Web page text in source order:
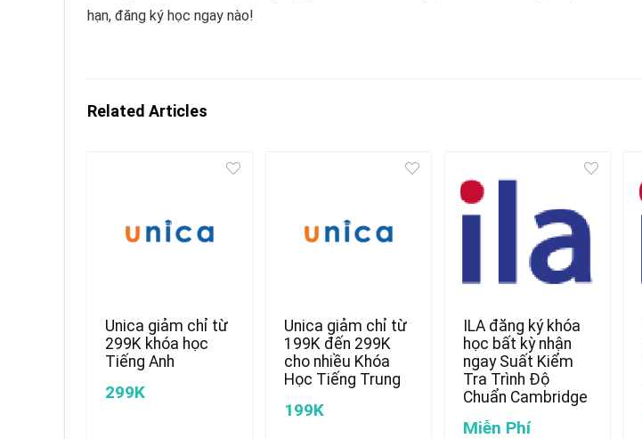
hạn, đăng ký học ngay nào!
Related Articles
Unica giảm chỉ từ
299K khóa học
Tiếng Anh
299K
Unica giảm chỉ từ
199K đến 299K
cho nhiều Khóa
Học Tiếng Trung
199K
ILA đăng ký khóa
học bất kỳ nhận
ngay Suất Kiểm
Tra Trình Độ
Chuẩn Cambridge
Miễn Phí